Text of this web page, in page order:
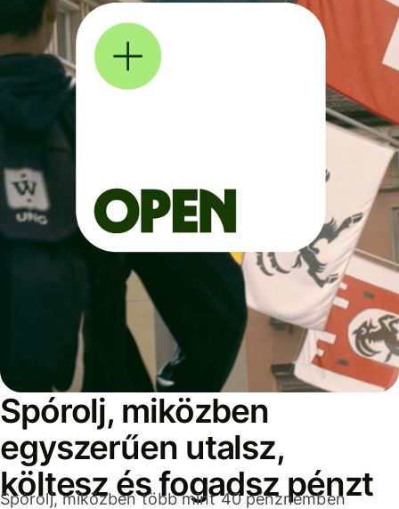
Spórolj, miközben
egyszerűen utalsz,
költesz és fogadsz pénzt
Spórolj, miközben több mint 40 pénznemben